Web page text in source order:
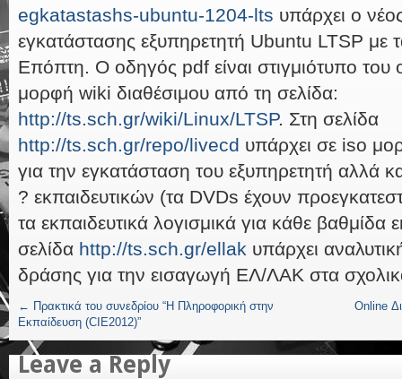
egkatastashs-ubuntu-1204-lts υπάρχει ο
εγκατάστασης εξυπηρετητή Ubuntu LTSP με
Επόπτη. Ο οδηγός pdf είναι στιγμιότυπο
μορφή wiki διαθέσιμου από τη σελίδα:
http://ts.sch.gr/wiki/Linux/LTSP. Στη σελίδα
http://ts.sch.gr/repo/livecd υπάρχει σε iso
για την εγκατάσταση του εξυπηρετητή αλλά
? εκπαιδευτικών (τα DVDs έχουν
τα εκπαιδευτικά λογισμικά για κάθε βαθμίδα
σελίδα http://ts.sch.gr/ellak υπάρχει
δράσης για την εισαγωγή ΕΛ/ΛΑΚ στα
← Πρακτικά του συνεδρίου “Η Πληροφορική στην
Εκπαίδευση (CIE2012)”
Online
Leave a Reply